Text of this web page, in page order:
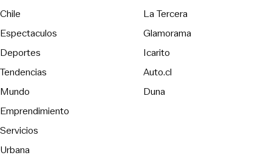
Chile
Espectaculos
Deportes
Tendencias
Mundo
Emprendimiento
Servicios
Urbana
La TerceraOpens in new
Glamorama
Icarito
Auto.cl
DunaOpens in new window